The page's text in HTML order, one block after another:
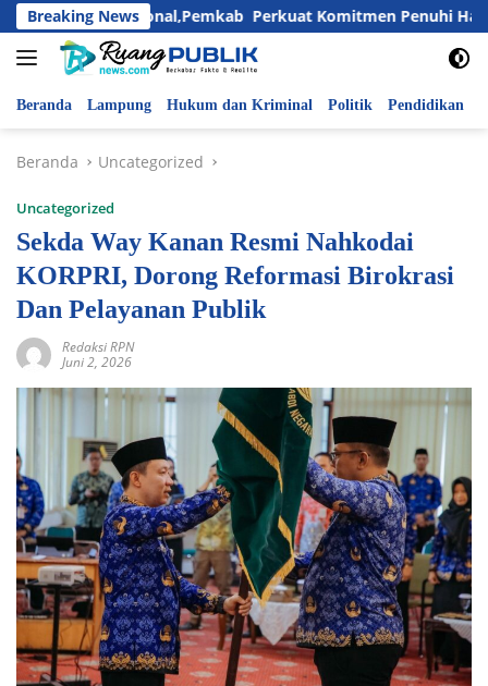
Langsung
ke
konten
Breaking News
Nasional,Pemkab Perkuat Komitmen Penuhi Hak dan
Beranda Lampung Hukum dan Kriminal Politik Pendidikan
Beranda Uncategorized
Uncategorized
Sekda Way Kanan Resmi Nahkodai
KORPRI, Dorong Reformasi Birokrasi
Dan Pelayanan Publik
Redaksi RPN
Juni 2, 2026